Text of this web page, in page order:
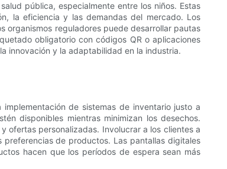
pública, especialmente entre los niños. Estas
la eficiencia y las demandas del mercado. Los
organismos reguladores puede desarrollar pautas
obligatorio con códigos QR o aplicaciones
innovación y la adaptabilidad en la industria.
de sistemas de inventario justo a
disponibles mientras minimizan los desechos.
ofertas personalizadas. Involucrar a los clientes a
de productos. Las pantallas digitales
hacen que los períodos de espera sean más